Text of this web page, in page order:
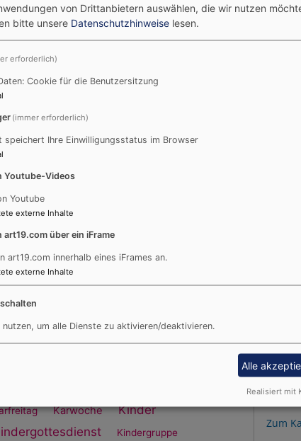
24
25 26 27 28 29
30
31
5-10 Minuten Theologie
Advent Andacht Anmeldung
innen
Stelen
aktuell Erntedank
Evangelische Jugend
Frieden Friedhof
Gebet
Gemeindeleben
Karwoche
Kinder
Kindergruppe
©
Weitere
Der
Zum
von Drittanbietern auswählen, die wir nutzen
bitte unsere Datenschutzhinweise lesen.
erforderlich)
Cookie für die Benutzersitzung
(immer erforderlich)
speichert Ihre Einwilligungsstatus im Browser
Youtube-Videos
Youtube
externe Inhalte
über ein iFrame
art19.com innerhalb eines iFrames an.
externe Inhalte
nutzen, um alle Dienste zu aktivieren/deaktivieren.
Alle
Realisiert mit